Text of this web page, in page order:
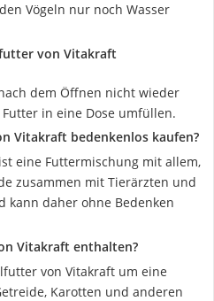
Vögeln nur noch Wasser
von Vitakraft
dem Öffnen nicht wieder
in eine Dose umfüllen.
Vitakraft bedenkenlos kaufen?
eine Futtermischung mit allem,
zusammen mit Tierärzten und
kann daher ohne Bedenken
Vitakraft enthalten?
von Vitakraft um eine
Karotten und anderen